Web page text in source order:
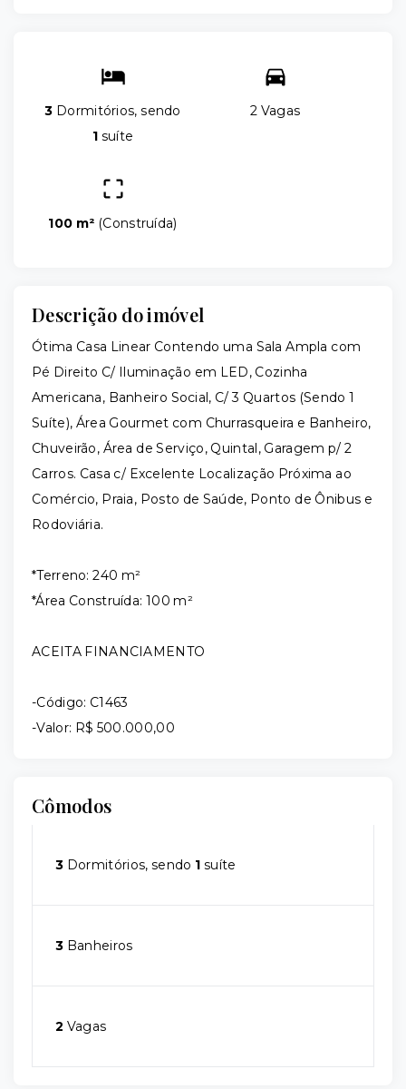
3 Dormitórios, sendo
1 suíte
2 Vagas
100 m² (Construída)
Descrição do imóvel
Ótima Casa Linear Contendo uma Sala Ampla com
Pé Direito C/ Iluminação em LED, Cozinha
Americana, Banheiro Social, C/ 3 Quartos (Sendo 1
Suíte), Área Gourmet com Churrasqueira e Banheiro,
Chuveirão, Área de Serviço, Quintal, Garagem p/ 2
Carros. Casa c/ Excelente Localização Próxima ao
Comércio, Praia, Posto de Saúde, Ponto de Ônibus e
Rodoviária.
*Terreno: 240 m²
*Área Construída: 100 m²
ACEITA FINANCIAMENTO
-Código: C1463
-Valor: R$ 500.000,00
Cômodos
3 Dormitórios, sendo 1 suíte
3 Banheiros
2 Vagas